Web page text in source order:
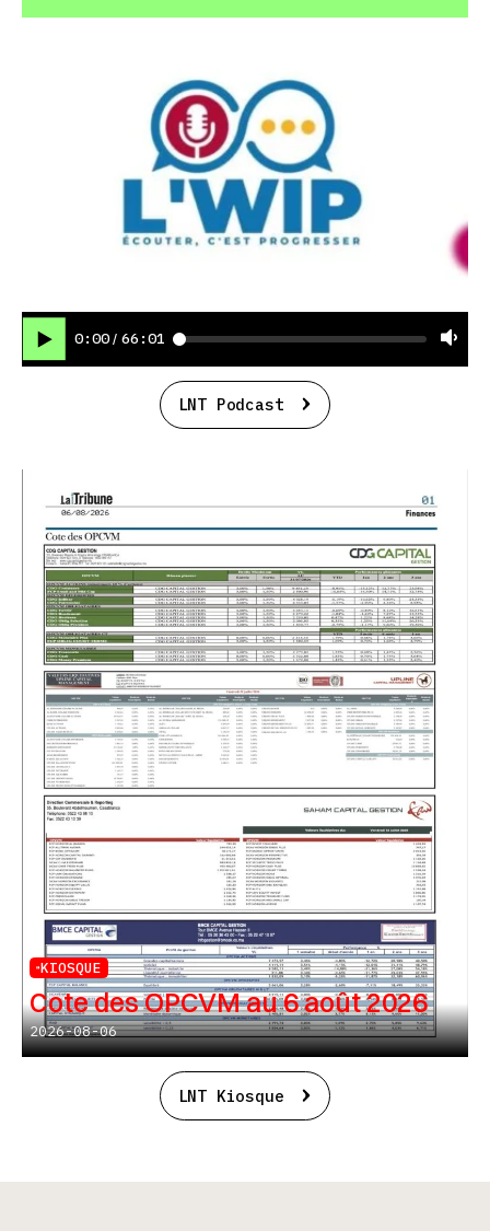
0:00 / 66:01
LNT Podcast
KIOSQUE
Cote des OPCVM au 6 août 2026
2026-08-06
LNT Kiosque